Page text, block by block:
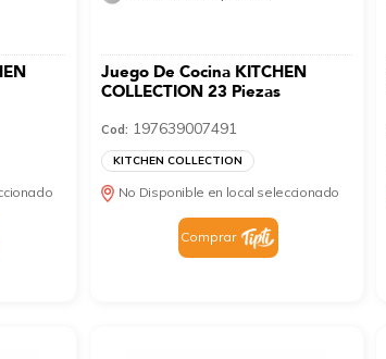
Juego De Cocina KITCHEN
COLLECTION 23 Piezas
Cod: 197639007491
KITCHEN COLLECTION
No Disponible en local seleccionado
Comprar